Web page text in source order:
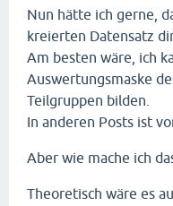
Nun hätte ich gerne,
kreierten Datensatz
Am besten wäre, ich
Auswertungsmaske
Teilgruppen bilden.
In anderen Posts ist
Aber wie mache ich
Theoretisch wäre es